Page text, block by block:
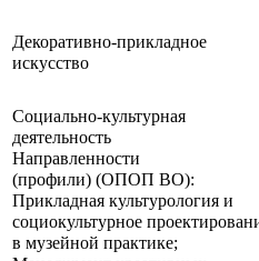
Декоративно-прикладное
искусство
Социально-культурная
деятельность
Направленности
(профили) (ОПОП ВО):
Прикладная культурология и
социокультурное
в музейной практике;